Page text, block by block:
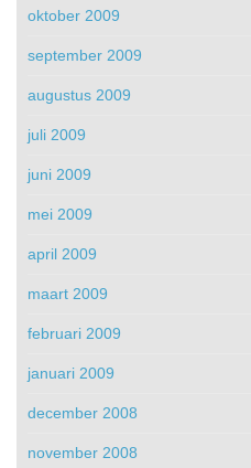
oktober 2009
september 2009
augustus 2009
juli 2009
juni 2009
mei 2009
april 2009
maart 2009
februari 2009
januari 2009
december 2008
november 2008